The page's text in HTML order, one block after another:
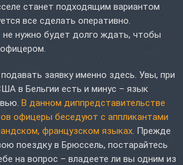
станет подходящим вариантом
все сделать оперативно.
не нужно будет долго ждать, чтобы
заявку именно здесь. Увы, при
в Бельгии есть и минус – язык
В данном диппредставительстве
офицеры беседуют с аппликантами
французском языках . Прежде
поездку в Брюссель, постарайтесь
на вопрос – владеете ли вы одним из